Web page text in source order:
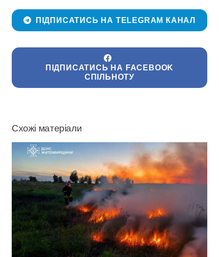
ПІДПИСАТИСЬ НА TELEGRAM КАНАЛ
ПІДПИСАТИСЬ НА FACEBOOK
СПІЛЬНОТУ
Схожі матеріали